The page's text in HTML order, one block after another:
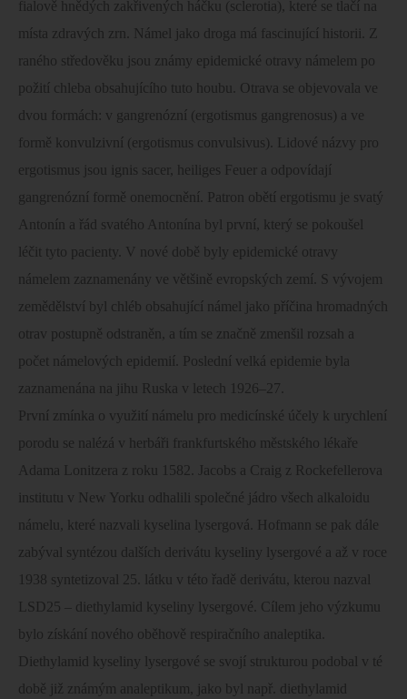
fialově hnědých zakřivených háčku (sclerotia), které se tlačí na
místa zdravých zrn. Námel jako droga má fascinující historii. Z
raného středověku jsou známy epidemické otravy námelem po
požití chleba obsahujícího tuto houbu. Otrava se objevovala ve
dvou formách: v gangrenózní (ergotismus gangrenosus) a ve
formě konvulzivní (ergotismus convulsivus). Lidové názvy pro
ergotismus jsou ignis sacer, heiliges Feuer a odpovídají
gangrenózní formě onemocnění. Patron obětí ergotismu je svatý
Antonín a řád svatého Antonína byl první, který se pokoušel
léčit tyto pacienty. V nové době byly epidemické otravy
námelem zaznamenány ve většině evropských zemí. S vývojem
zemědělství byl chléb obsahující námel jako příčina hromadných
otrav postupně odstraněn, a tím se značně zmenšil rozsah a
počet námelových epidemií. Poslední velká epidemie byla
zaznamenána na jihu Ruska v letech 1926–27.
První zmínka o využití námelu pro medicínské účely k urychlení
porodu se nalézá v herbáři frankfurtského městského lékaře
Adama Lonitzera z roku 1582. Jacobs a Craig z Rockefellerova
institutu v New Yorku odhalili společné jádro všech alkaloidu
námelu, které nazvali kyselina lysergová. Hofmann se pak dále
zabýval syntézou dalších derivátu kyseliny lysergové a až v roce
1938 syntetizoval 25. látku v této řadě derivátu, kterou nazval
LSD25 – diethylamid kyseliny lysergové. Cílem jeho výzkumu
bylo získání nového oběhově respiračního analeptika.
Diethylamid kyseliny lysergové se svojí strukturou podobal v té
době již známým analeptikum, jako byl např. diethylamid